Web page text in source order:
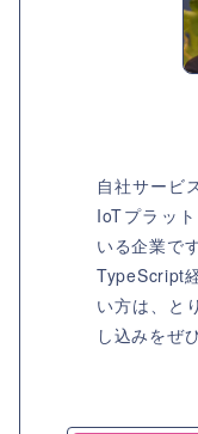
自社サービ
IoTプラッ
いる企業です
TypeScript
い方は、と
し込みをぜ